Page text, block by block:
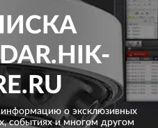
о эксклюзивных
событиях и многом другом